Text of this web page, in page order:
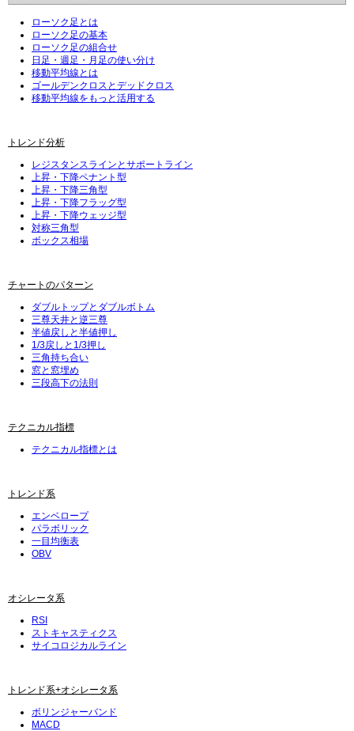
ローソク足とは
ローソク足の基本
ローソク足の組合せ
日足・週足・月足の使い分け
移動平均線とは
ゴールデンクロスとデッドクロス
移動平均線をもっと活用する
トレンド分析
レジスタンスラインとサポートライン
上昇・下降ペナント型
上昇・下降三角型
上昇・下降フラッグ型
上昇・下降ウェッジ型
対称三角型
ボックス相場
チャートのパターン
ダブルトップとダブルボトム
三尊天井と逆三尊
半値戻しと半値押し
1/3戻しと1/3押し
三角持ち合い
窓と窓埋め
三段高下の法則
テクニカル指標
テクニカル指標とは
トレンド系
エンベロープ
パラボリック
一目均衡表
OBV
オシレータ系
RSI
ストキャスティクス
サイコロジカルライン
トレンド系+オシレータ系
ボリンジャーバンド
MACD